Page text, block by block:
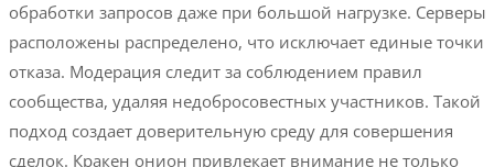
обработки запросов даже при большой нагрузке. Серверы
расположены распределено, что исключает единые точки
отказа. Модерация следит за соблюдением правил
сообщества, удаляя недобросовестных участников. Такой
подход создает доверительную среду для совершения
сделок. Кракен онион привлекает внимание не только